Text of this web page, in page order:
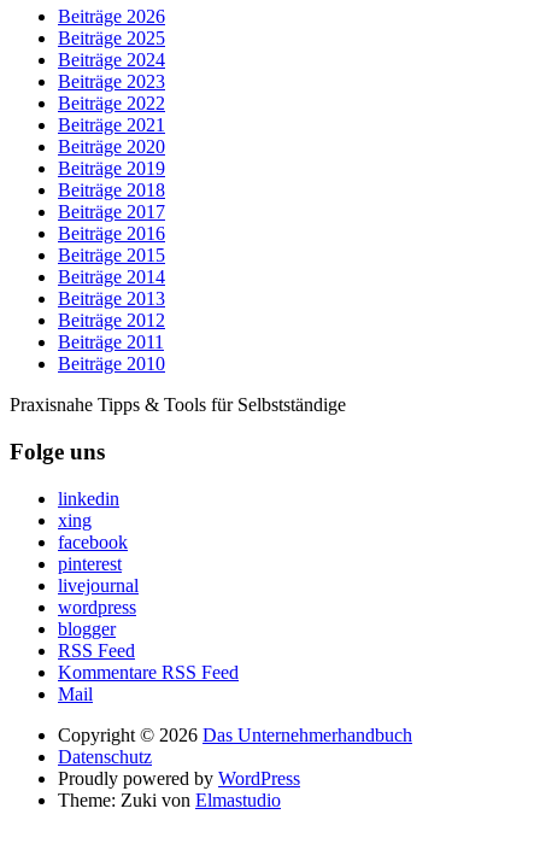
Beiträge 2026
Beiträge 2025
Beiträge 2024
Beiträge 2023
Beiträge 2022
Beiträge 2021
Beiträge 2020
Beiträge 2019
Beiträge 2018
Beiträge 2017
Beiträge 2016
Beiträge 2015
Beiträge 2014
Beiträge 2013
Beiträge 2012
Beiträge 2011
Beiträge 2010
Praxisnahe Tipps & Tools für Selbstständige
Folge uns
linkedin
xing
facebook
pinterest
livejournal
wordpress
blogger
RSS Feed
Kommentare RSS Feed
Mail
Copyright © 2026 Das Unternehmerhandbuch
Datenschutz
Proudly powered by WordPress
Theme: Zuki von Elmastudio